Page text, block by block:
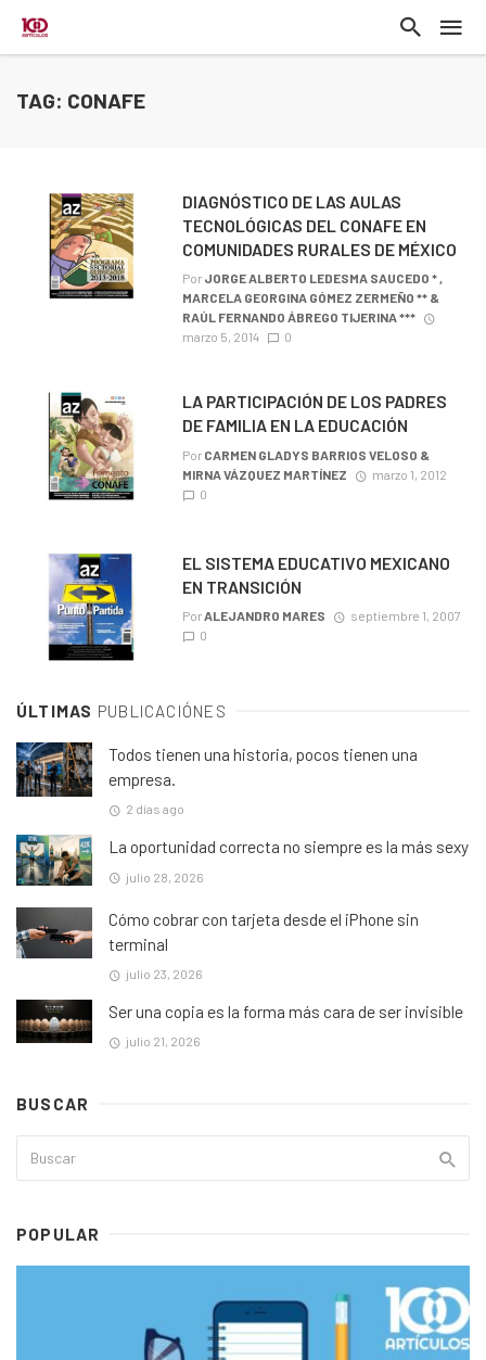
TAG: CONAFE
DIAGNÓSTICO DE LAS AULAS
TECNOLÓGICAS DEL CONAFE EN
COMUNIDADES RURALES DE MÉXICO
Por JORGE ALBERTO LEDESMA SAUCEDO * ,
MARCELA GEORGINA GÓMEZ ZERMEÑO ** &
RAÚL FERNANDO ÁBREGO TIJERINA ***
marzo 5, 2014
0
LA PARTICIPACIÓN DE LOS PADRES
DE FAMILIA EN LA EDUCACIÓN
Por CARMEN GLADYS BARRIOS VELOSO &
MIRNA VÁZQUEZ MARTÍNEZ
marzo 1, 2012
0
EL SISTEMA EDUCATIVO MEXICANO
EN TRANSICIÓN
PorALEJANDRO MARES
septiembre 1, 2007
0
ÚLTIMAS PUBLICACIÓNES
Todos tienen una historia, pocos tienen una
empresa.
2 días ago
La oportunidad correcta no siempre es la más sexy
julio 28, 2026
Cómo cobrar con tarjeta desde el iPhone sin
terminal
julio 23, 2026
Ser una copia es la forma más cara de ser invisible
julio 21, 2026
BUSCAR
POPULAR